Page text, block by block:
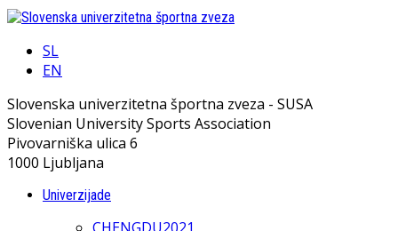
SL
EN
Slovenska univerzitetna športna zveza - SUSA
Slovenian University Sports Association
Pivovarniška ulica 6
1000 Ljubljana
Univerzijade